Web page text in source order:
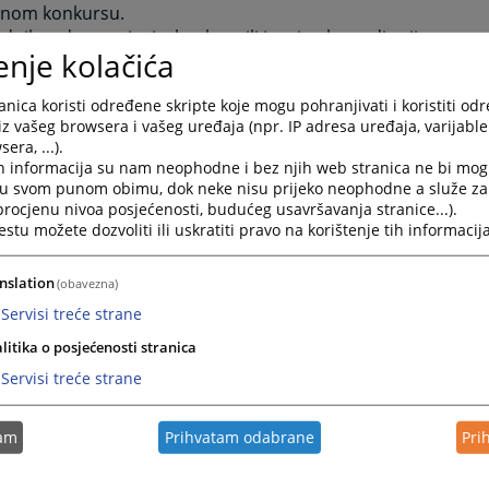
konkursu.
suda raspisuje konkurs ili javni oglas radi prijema u
na određeno ili na neodređeno vrijeme.
konkurs ili javni oglas objavljuju se javno, putem
za zasnivanje radnog odnosa za radnike u organima
na radnike suda, ako zakonom nije drugačije
za kandidata su:
je državljanin Bosne i Hercegovine i da ima prebivalište u
stariji od 18 godina,
opštu zdravstvenu sposobnost,
po svojim radnim i ljudskim kvalitetima dostojan ugleda
osuđivan za krivično djelo na bezuslovnu kaznu
ili za krivično djelo koje ga čini nepodobnim za
i
druge uslove utvrđene zakonom, drugim
organizaciji i sistematizaciji radnih mjesta u sudu.
kolačića
koristi određene skripte koje mogu pohranjivati i koristiti
vašeg browsera i vašeg uređaja (npr. IP adresa uređaja,
...).
informacija su nam neophodne i bez njih web stranica ne bi
svom punom obimu, dok neke nisu prijeko neophodne a služe
nivoa posjećenosti, budućeg usavršavanja stranice...).
možete dozvoliti ili uskratiti pravo na korištenje tih
(obavezna)
Servisi treće strane
o posjećenosti stranica
Servisi treće strane
Prihvatam odabrane